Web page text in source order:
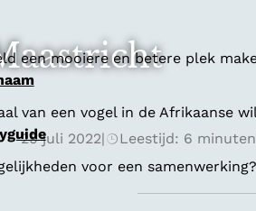
een mooiere en betere plek
van een vogel in de Afrikaanse
voor een
29 juli 2022| Leestijd: 6 minuten